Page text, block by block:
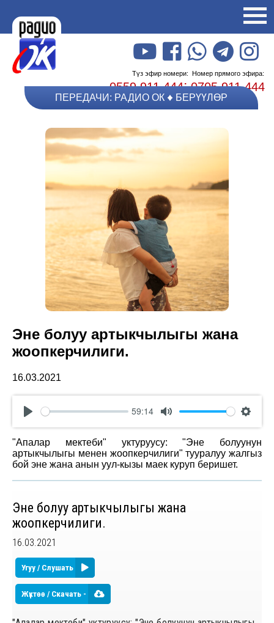
Түз эфир номери: Номер прямого эфира:
0559 911 444;0705 911 444
ПЕРЕДАЧИ: РАДИО ОК БЕРҮҮЛӨР
Эне болуу артыкчылыгы жана
жоопкерчилиги.
16.03.2021
Play
59:14
Mute
"Апалар мектеби" уктуруусу: "Эне болуунун
артыкчылыгы менен жоопкерчилиги" тууралуу жалгыз
бой эне жана анын уул-кызы маек куруп беришет.
Эне болуу артыкчылыгы жана
жоопкерчилиги.
16.03.2021
Угуу / Слушать
Жүктөө / Скачать -